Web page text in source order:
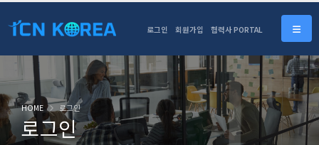
로그인 회원가입 협력사 PORTAL
로그인
HOME 로그인